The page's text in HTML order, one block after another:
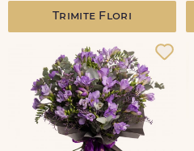
Trimite Flori